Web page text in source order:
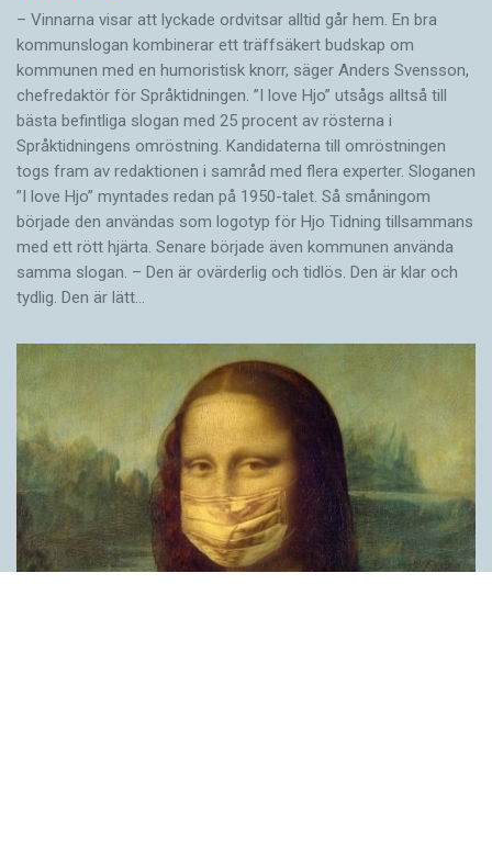
– Vinnarna visar att lyckade ordvitsar alltid går hem. En bra
kommunslogan kombinerar ett träffsäkert budskap om
kommunen med en humoristisk knorr, säger Anders Svensson,
chefredaktör för Språktidningen. ”I love Hjo” utsågs alltså till
bästa befintliga slogan med 25 procent av rösterna i
Språktidningens omröstning. Kandidaterna till omröstningen
togs fram av redaktionen i samråd med flera experter. Sloganen
”I love Hjo” myntades redan på 1950-talet. Så småningom
började den användas som logotyp för Hjo Tidning tillsammans
med ett rött hjärta. Senare började även kommunen använda
samma slogan. – Den är ovärderlig och tidlös. Den är klar och
tydlig. Den är lätt…